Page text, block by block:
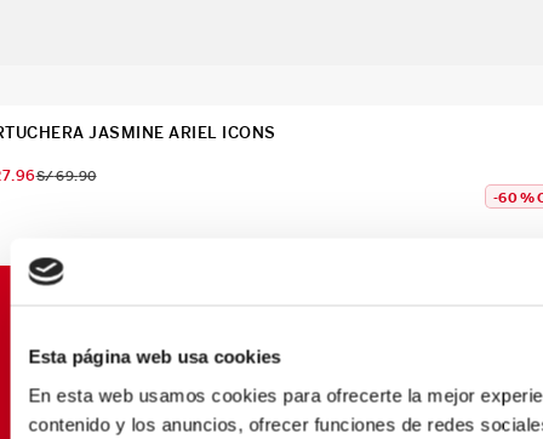
Esta página web usa cookies
En esta web usamos cookies para ofrecerte la mejor
contenido y los anuncios, ofrecer funciones de redes
JASMINE ARIEL ICONS
.96S/69.90
-60 %
PROMOCIONES EXCLUSIVAS
Déjanos tu email y seras el primero en enterarte de
nuestras Ofertas